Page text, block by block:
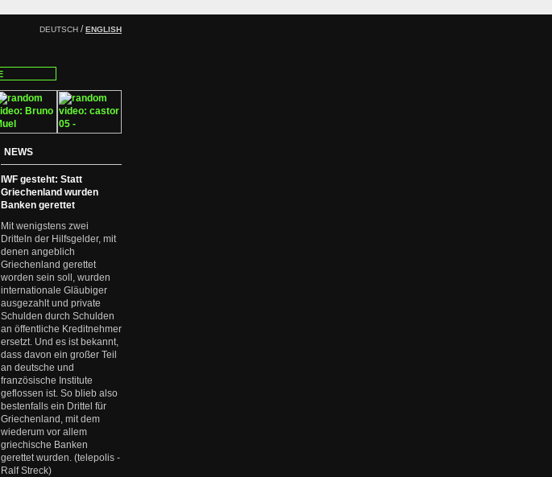
DEUTSCH /ENGLISH
NEWS
IWF gesteht: Statt
Griechenland wurden
Banken gerettet
Mit wenigstens zwei
Dritteln der Hilfsgelder, mit
denen angeblich
Griechenland gerettet
worden sein soll, wurden
internationale Gläubiger
ausgezahlt und private
Schulden durch Schulden
an öffentliche Kreditnehmer
ersetzt. Und es ist bekannt,
dass davon ein großer Teil
an deutsche und
französische Institute
geflossen ist. So blieb also
bestenfalls ein Drittel für
Griechenland, mit dem
wiederum vor allem
griechische Banken
gerettet wurden. (telepolis -
Ralf Streck)